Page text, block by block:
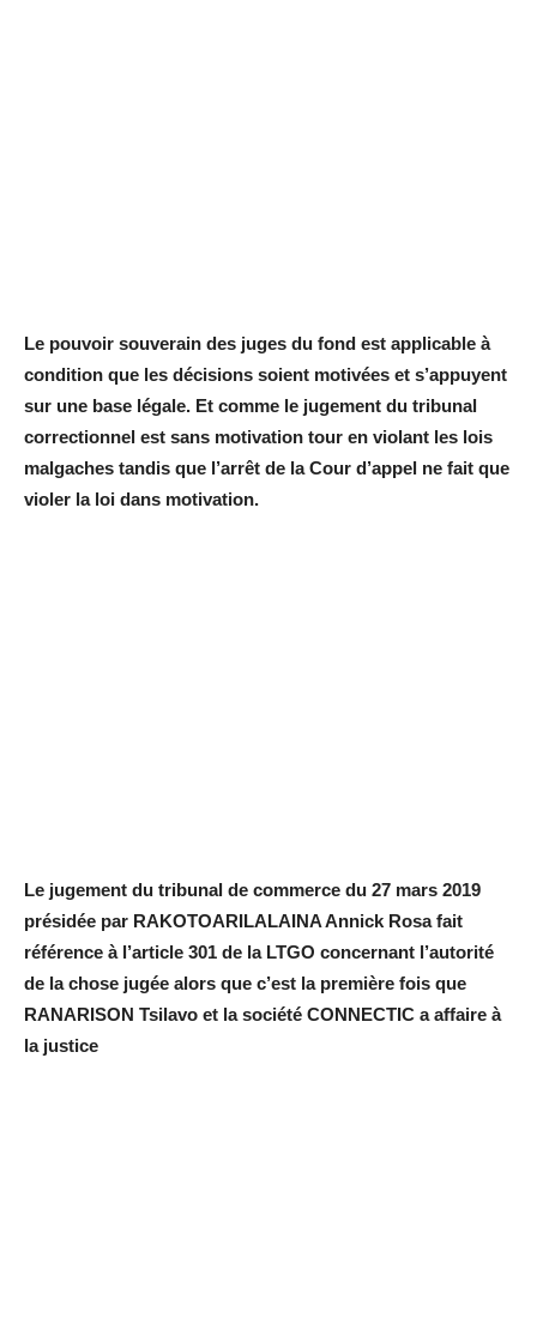
Le pouvoir souverain des juges du fond est applicable à
condition que les décisions soient motivées et s’appuyent
sur une base légale. Et comme le jugement du tribunal
correctionnel est sans motivation tour en violant les lois
malgaches tandis que l’arrêt de la Cour d’appel ne fait que
violer la loi dans motivation.
Le jugement du tribunal de commerce du 27 mars 2019
présidée par RAKOTOARILALAINA Annick Rosa fait
référence à l’article 301 de la LTGO concernant l’autorité
de la chose jugée alors que c’est la première fois que
RANARISON Tsilavo et la société CONNECTIC a affaire à
la justice